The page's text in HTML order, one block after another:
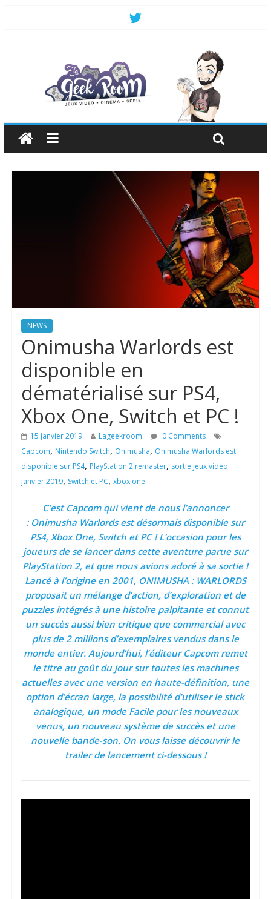
NEWS
Onimusha Warlords est
disponible en
dématérialisé sur PS4,
Xbox One, Switch et PC !
15 janvier 2019 Lageekroom
0 Comments
Capcom, Nintendo Switch, Onimusha, Onimusha Warlords est
disponible sur PS4, PlayStation 2 remaster, sortie jeux vidéo
janvier 2019, Switch et PC, xbox one
C’est Capcom qui vient de nous l’annoncer
: Onimusha Warlords est désormais disponible sur
PS4, Xbox One, Switch et PC ! L’occasion pour les
joueurs de se lancer dans cette aventure parue sur
PlayStation 2, et que nous avions adoré à sa sortie !
Lancé à l’origine en 2001, ONIMUSHA : WARLORDS
proposait un mélange d’action, d’exploration et de
puzzles intégrés à une histoire palpitante et connut
un succès aussi bien critique que commercial avec
plus de 2 millions d’exemplaires vendus dans le
monde entier. Aujourd’hui, l’éditeur Capcom remet
le titre au goût du jour sur toutes les machines
actuelles avec une version en haute-définition, une
option d’écran large, la possibilité d’utiliser le stick
analogique, un mode Facile pour les nouveaux
venus, un nouveau système de succès et une
nouvelle bande-son. On vous laisse découvrir le
trailer de lancement ci-dessous !